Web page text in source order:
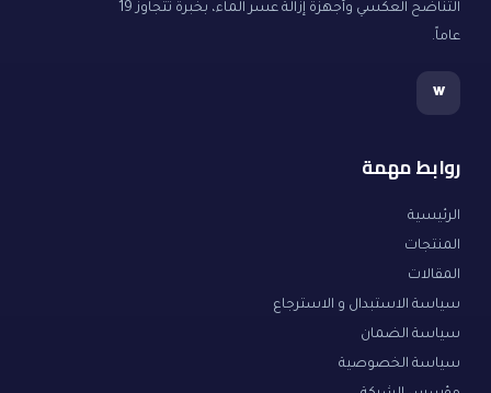
التناضح العكسي وأجهزة إزالة عسر الماء، بخبرة تتجاوز 19
عاماً.
w
روابط مهمة
الرئيسية
المنتجات
المقالات
سياسة الاستبدال و الاسترجاع
سياسة الضمان
سياسة الخصوصية